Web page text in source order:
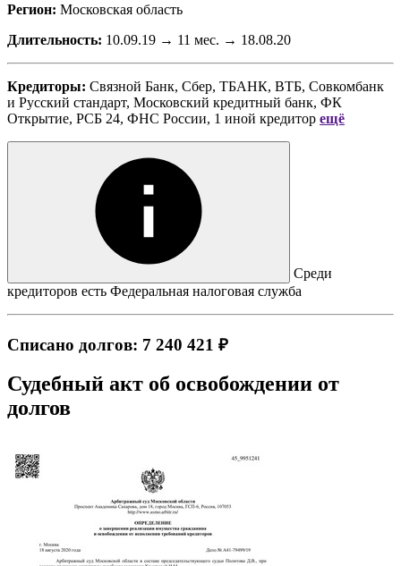
Регион: Московская область
Длительность: 10.09.19 → 11 мес. → 18.08.20
Кредиторы: Связной Банк, Сбер, ТБАНК, ВТБ, Совкомбанк
и Русский стандарт, Московский кредитный банк, ФК
Открытие, РСБ 24, ФНС России, 1 иной кредитор ещё
Среди
кредиторов есть Федеральная налоговая служба
Списано долгов: 7 240 421 ₽
Судебный акт об освобождении от
долгов